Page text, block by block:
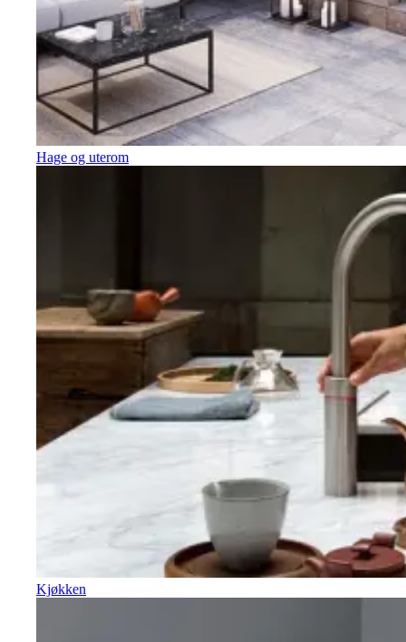
Hage og uterom
Kjøkken